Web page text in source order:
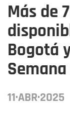
Más de
Bogotá
11·ABR·2025